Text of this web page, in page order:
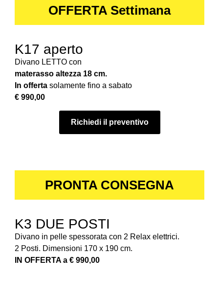
OFFERTA Settimana
K17 aperto
Divano LETTO con
materasso altezza 18 cm.
In offerta solamente fino a sabato
€ 990,00
Richiedi il preventivo
PRONTA CONSEGNA
K3 DUE POSTI
Divano in pelle spessorata con 2 Relax elettrici.
2 Posti. Dimensioni 170 x 190 cm.
IN OFFERTA a € 990,00